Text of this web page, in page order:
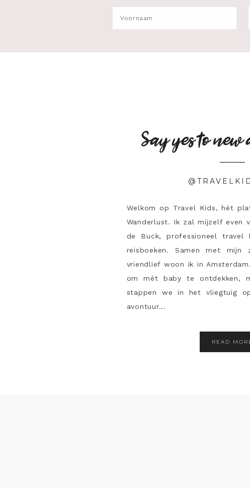
Say yes to new
Welkom op Travel Kids, hét
Wanderlust. Ik zal mijzelf even
de Buck, professioneel travel
reisboeken. Samen met mijn
vriendlief woon ik in
om mét baby te ontdekken,
stappen we in het vliegtuig
avontuur...
READ